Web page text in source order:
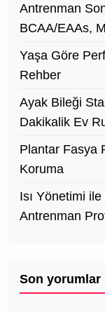
Antrenman
BCAA/EAAs,
Yaşa Göre
Rehber
Ayak Bileği
Dakikalik Ev
Plantar Fasya
Koruma
Isı Yönetimi
Antrenman
Son yorumlar